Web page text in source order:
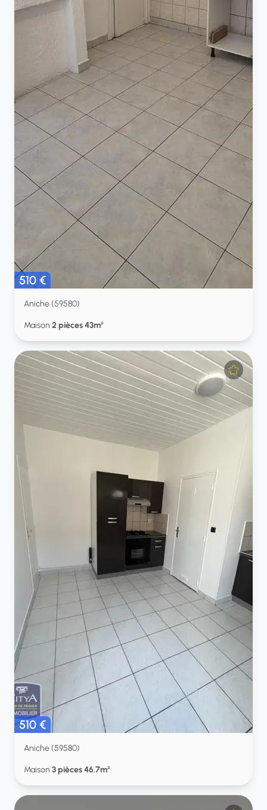
510 €
Aniche (59580)
Maison 2 pièces 43m²
510 €
Aniche (59580)
Maison 3 pièces 46.7m²